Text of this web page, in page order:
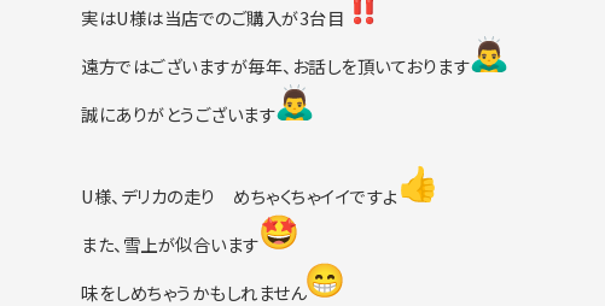
実はU様は当店でのご購入が3台目
遠方ではございますが毎年、お話しを頂いております
誠にありがとうございます
U様、デリカの走り めちゃくちゃイイですよ
また、雪上が似合います
味をしめちゃうかもしれません